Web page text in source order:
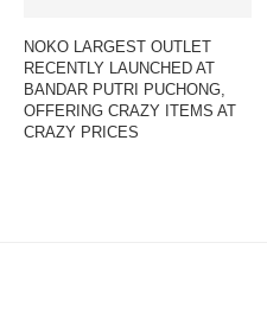
NOKO LARGEST OUTLET
RECENTLY LAUNCHED AT
BANDAR PUTRI PUCHONG,
OFFERING CRAZY ITEMS AT
CRAZY PRICES